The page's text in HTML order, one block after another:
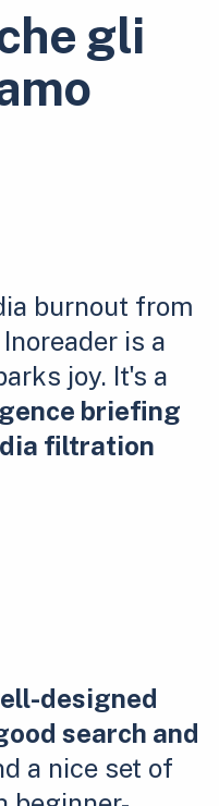
gli
burnout from
is a
joy. It's a
briefing
filtration
designed
search and
a nice set of